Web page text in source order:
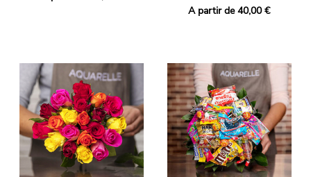
A partir de 40,00 €